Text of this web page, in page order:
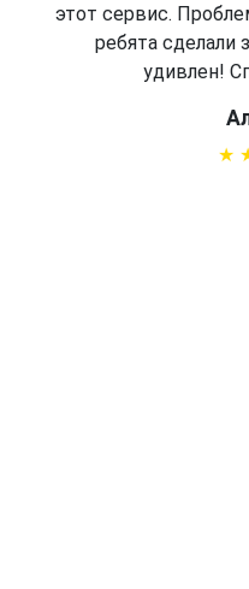
этот сервис.
ребята сделали
удивлен!